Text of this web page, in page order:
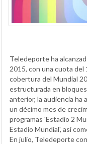
Teledeporte ha
2015, con una cuota del
cobertura del Mundial
estructurada en
anterior, la audiencia
un décimo mes de
programas 'Estadio 2
Estadio Mundial', así
En julio, Teledeporte